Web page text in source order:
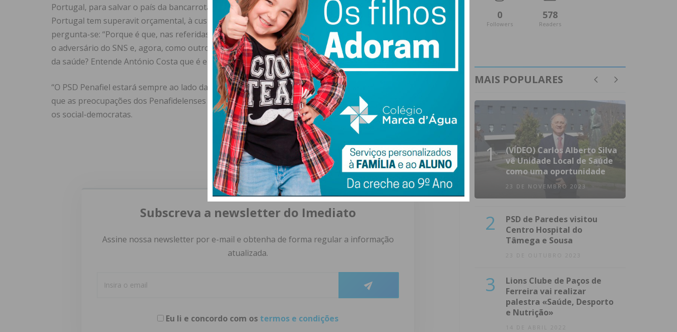
Portugal, para salvar o país da bancarrota provocada pelo Partido Socialista, hoje supostamente
Portugal tem superavit orçamental, à custas de dos mais elevados impostos da União Europeia. Assim,
pergunta-se: “Porque é que, nas referidas circunstâncias, António Costa afirmou em 2015 que o PSD era
o adversário do SNS e, agora, como outros recursos, não resolve de forma séria e definitiva o problema
da saúde? Entende António Costa que é ele próprio adversário do Estado Social?”, questiona.
“O PSD Penafiel estará sempre ao lado da população e irá fazer tudo o que estiver ao seu alcance para
que as preocupações dos Penafidelenses e dos utentes do CHTS não caiam em “saco roto””, concluem
os social-democratas.
Subscreva a newsletter do Imediato
Assine nossa newsletter por e-mail e obtenha de forma regular a informação
atualizada.
Eu li e concordo com os termos e condições
0
Followers
578
Readers
MAIS POPULARES
1
(VÍDEO) Carlos Alberto Silva
vê Unidade Local de Saúde
como uma oportunidade
23 DE NOVEMBRO 2023
2
PSD de Paredes visitou
Centro Hospital do
Tâmega e Sousa
23 DE OUTUBRO 2023
3
Lions Clube de Paços de
Ferreira vai realizar
palestra «Saúde, Desporto
e Nutrição»
14 DE ABRIL 2022